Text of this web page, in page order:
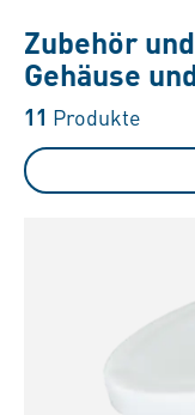
Zubehör
Gehäuse
11 Produkte